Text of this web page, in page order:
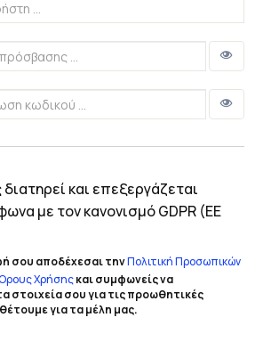
και επεξεργάζεται
με τον κανονισμό GDPR (EE
σου αποδέχεσαι τηνΠολιτική Προσωπικών
Χρήσηςκαι συμφωνείς να
στοιχεία σου για τις προωθητικές
για τα μέλη μας.